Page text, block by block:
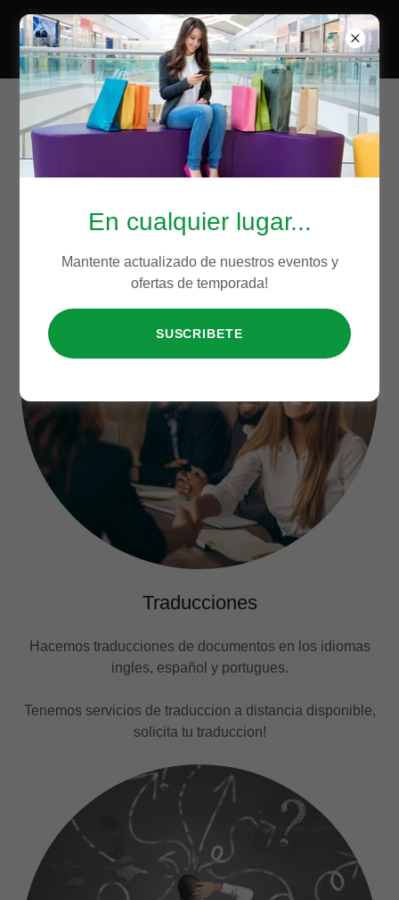
TRADUCCIONES
Traducciones
Hacemos traducciones de documentos en los idiomas
ingles, español y portugues.
Tenemos servicios de traduccion a distancia disponible,
solicita tu traduccion!
En cualquier lugar...
Mantente actualizado de nuestros eventos y
ofertas de temporada!
SUSCRIBETE